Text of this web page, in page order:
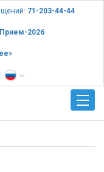
71-203-44-44
Прием-2026